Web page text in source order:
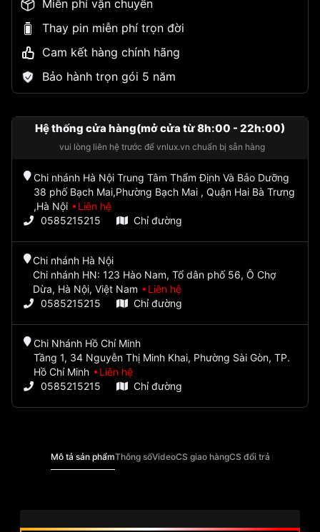
Miễn phí vận chuyển
Thay pin miễn phí trọn đời
Cam kết hàng chính hãng
Bảo hành trọn gói 5 năm
Hệ thống cửa hàng(mở cửa từ 8h:00 - 22h:00)
vui lòng liên hệ trước để vnlux.vn chuẩn bị sẵn hàng
Chi nhánh Hà Nội Trung Tâm Thẩm Định Và Bảo Dưỡng
38 phố Bạch Mai,Phường Bạch Mai , Quận Hai Bà Trưng
,Hà Nội
Liên hệ
0585215215
Chỉ đường
Chi nhánh Hà Nội
Chi nhánh HN: 123 Hào Nam, Tổ dân phố 56, Ô Chợ
Dừa, Hà Nội, Việt Nam
Liên hệ
0585215215
Chỉ đường
Chi Nhánh Hồ Chí Minh
Tầng 1, 34 Nguyễn Thị Minh Khai, Phường Sài Gòn, TP.
Hồ Chí Minh
Liên hệ
0585215215
Chỉ đường
Mô tả sản phẩmThông sốVideoCS giao hàngCS đổi trả